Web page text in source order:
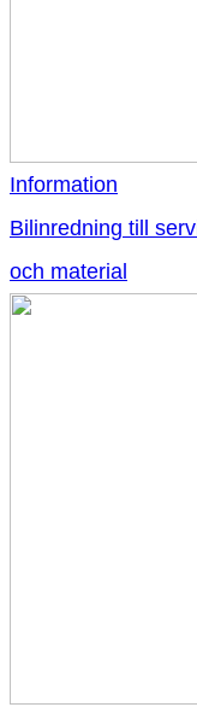
Information
Bilinredning till
och material